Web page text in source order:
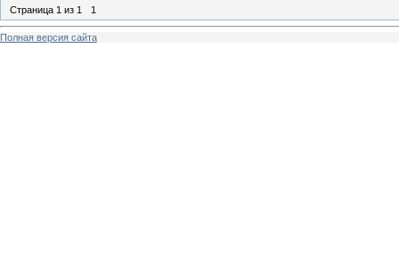
Страница 1 из 1 1
Полная версия сайта